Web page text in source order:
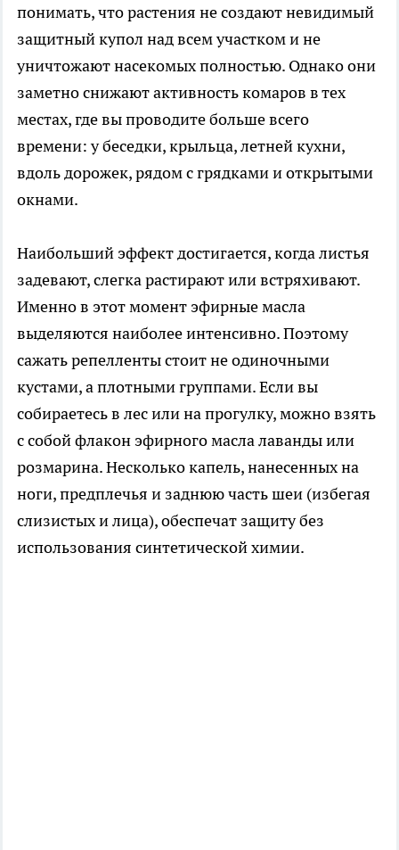
понимать, что растения не создают невидимый
защитный купол над всем участком и не
уничтожают насекомых полностью. Однако они
заметно снижают активность комаров в тех
местах, где вы проводите больше всего
времени: у беседки, крыльца, летней кухни,
вдоль дорожек, рядом с грядками и открытыми
окнами.
Наибольший эффект достигается, когда листья
задевают, слегка растирают или встряхивают.
Именно в этот момент эфирные масла
выделяются наиболее интенсивно. Поэтому
сажать репелленты стоит не одиночными
кустами, а плотными группами. Если вы
собираетесь в лес или на прогулку, можно взять
с собой флакон эфирного масла лаванды или
розмарина. Несколько капель, нанесенных на
ноги, предплечья и заднюю часть шеи (избегая
слизистых и лица), обеспечат защиту без
использования синтетической химии.